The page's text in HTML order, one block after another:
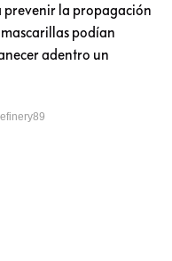
prevenir la propagación
mascarillas podían
adentro un